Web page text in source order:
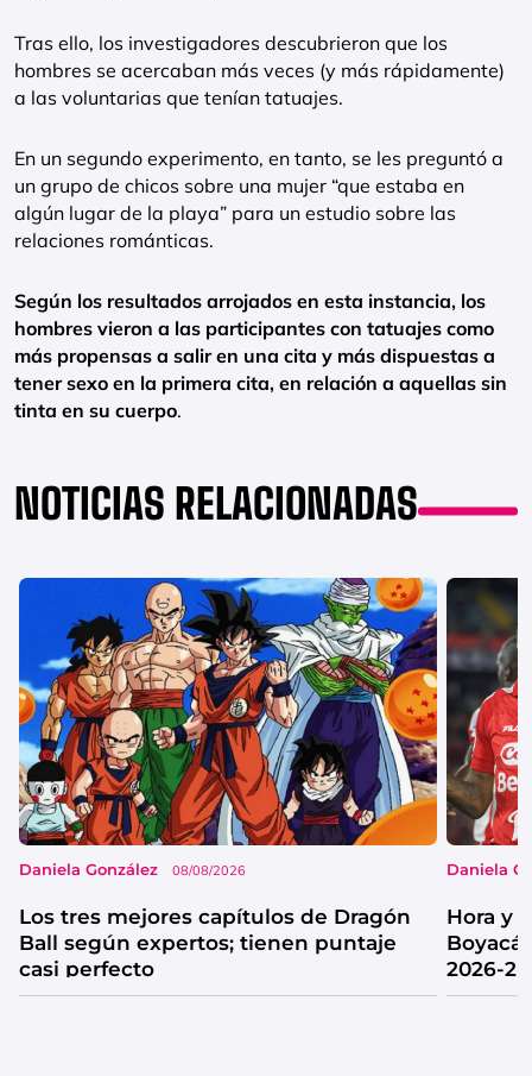
Tras ello, los investigadores descubrieron que los
hombres se acercaban más veces (y más rápidamente)
a las voluntarias que tenían tatuajes.
En un segundo experimento, en tanto, se les preguntó a
un grupo de chicos sobre una mujer “que estaba en
algún lugar de la playa” para un estudio sobre las
relaciones románticas.
Según los resultados arrojados en esta instancia, los
hombres vieron a las participantes con tatuajes como
más propensas a salir en una cita y más dispuestas a
tener sexo en la primera cita, en relación a aquellas sin
tinta en su cuerpo.
NOTICIAS RELACIONADAS
Daniela González 08/08/2026
Los tres mejores capítulos de Dragón
Ball según expertos; tienen puntaje
casi perfecto
Daniela
Hora y
Boyacá
2026-2